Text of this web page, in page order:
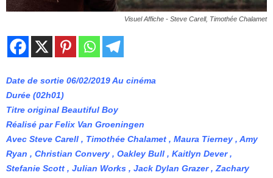
Visuel Affiche - Steve Carell, Timothée Chalamet
Date de sortie 06/02/2019 Au cinéma
Durée (02h01)
Titre original Beautiful Boy
Réalisé par Felix Van Groeningen
Avec Steve Carell , Timothée Chalamet , Maura Tierney , Amy
Ryan , Christian Convery , Oakley Bull , Kaitlyn Dever ,
Stefanie Scott , Julian Works , Jack Dylan Grazer , Zachary